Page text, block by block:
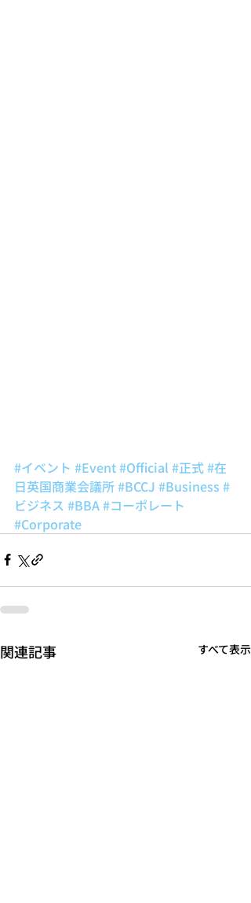
#イベント #Event#Official #正式#在
日英国商業会議所#BCCJ #Business #
ビジネス #BBA#コーポレート
#Corporate
関連記事 すべて表示